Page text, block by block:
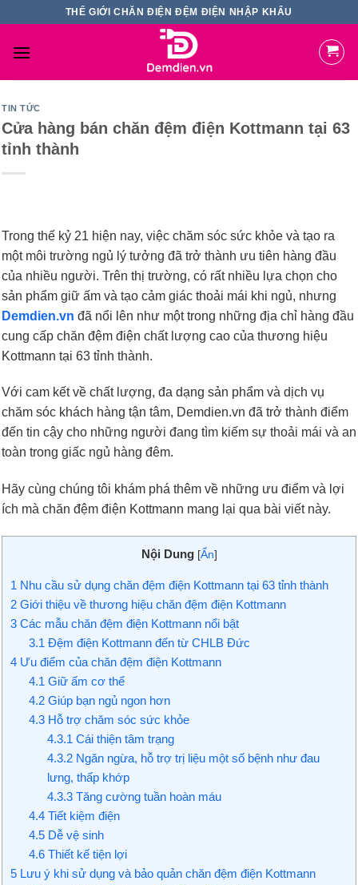
content
THẾ GIỚI CHĂN ĐIỆN ĐỆM ĐIỆN NHẬP KHẨU
TIN TỨC
Cửa hàng bán chăn đệm điện Kottmann tại 63
tỉnh thành
Trong thế kỷ 21 hiện nay, việc chăm sóc sức khỏe và tạo ra
một môi trường ngủ lý tưởng đã trở thành ưu tiên hàng đầu
của nhiều người. Trên thị trường, có rất nhiều lựa chọn cho
sản phẩm giữ ấm và tạo cảm giác thoải mái khi ngủ, nhưng
Demdien.vn đã nổi lên như một trong những địa chỉ hàng đầu
cung cấp chăn đệm điện chất lượng cao của thương hiệu
Kottmann tại 63 tỉnh thành.
Với cam kết về chất lượng, đa dạng sản phẩm và dịch vụ
chăm sóc khách hàng tận tâm, Demdien.vn đã trở thành điểm
đến tin cậy cho những người đang tìm kiếm sự thoải mái và an
toàn trong giấc ngủ hàng đêm.
Hãy cùng chúng tôi khám phá thêm về những ưu điểm và lợi
ích mà chăn đệm điện Kottmann mang lại qua bài viết này.
Nội Dung [Ẩn]
1 Nhu cầu sử dụng chăn đệm điện Kottmann tại 63 tỉnh thành
2 Giới thiệu về thương hiệu chăn đệm điện Kottmann
3 Các mẫu chăn đệm điện Kottmann nổi bật
3.1 Đệm điện Kottmann đến từ CHLB Đức
4 Ưu điểm của chăn đệm điện Kottmann
4.1 Giữ ấm cơ thể
4.2Giúp bạn ngủ ngon hơn
4.3Hỗ trợ chăm sóc sức khỏe
4.3.1 Cái thiện tâm trạng
4.3.2Ngăn ngừa, hỗ trợ trị liệu một số bệnh như đau
lưng, thấp khớp
4.3.3Tăng cường tuần hoàn máu
4.4Tiết kiệm điện
4.5Dễ vệ sinh
4.6Thiết kế tiện lợi
5 Lưu ý khi sử dụng và bảo quản chăn đệm điện Kottmann